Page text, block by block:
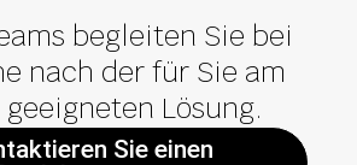
begleiten Sie bei
nach der für Sie am
Lösung.
Sie einen